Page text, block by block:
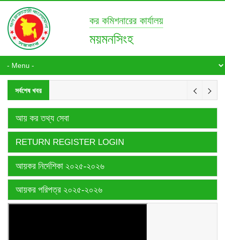
কর কমিশনারের কার্যালয়
ময়মনসিংহ
সর্বশেষ খবর
আয় কর তথ্য সেবা
RETURN REGISTER LOGIN
আয়কর নির্দেশিকা ২০২৫-২০২৬
আয়কর পরিপত্র ২০২৫-২০২৬